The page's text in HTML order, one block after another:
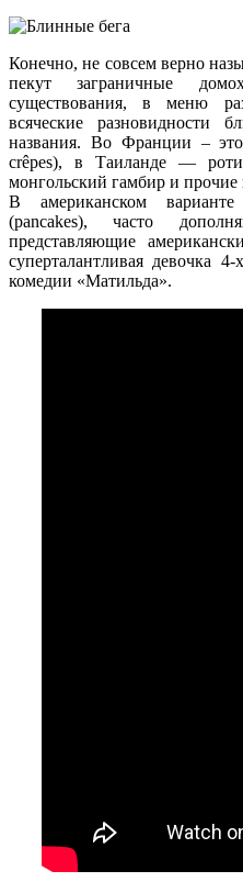
Конечно, не совсем верно
пекут заграничные
существования, в меню
всяческие разновидности
названия. Во Франции –
crêpes), в Таиланде —
монгольский гамбир и
В американском
(pancakes), часто
представляющие
суперталантливая девочка
комедии «Матильда».